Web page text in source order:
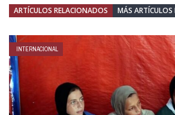
ARTÍCULOS RELACIONADOS MÁS
INTERNACIONAL